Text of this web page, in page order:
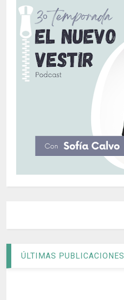
ÚLTIMAS PUBLICACIONES